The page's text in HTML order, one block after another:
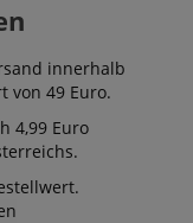
innerhalb
von 49 Euro.
4,99 Euro